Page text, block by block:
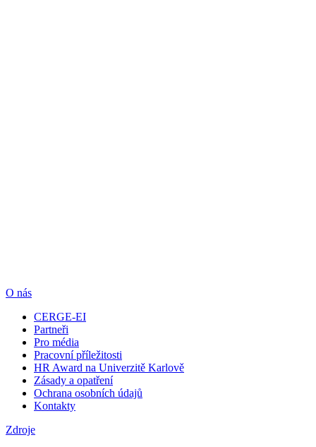
O nás
CERGE-EI
Partneři
Pro média
Pracovní příležitosti
HR Award na Univerzitě Karlově
Zásady a opatření
Ochrana osobních údajů
Kontakty
Zdroje